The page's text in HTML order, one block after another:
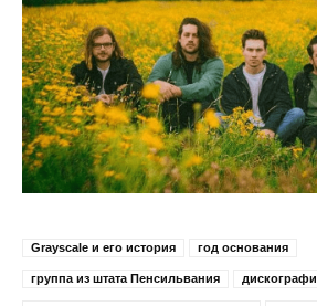
Grayscale и его история год основания
группа из штата Пенсильвания